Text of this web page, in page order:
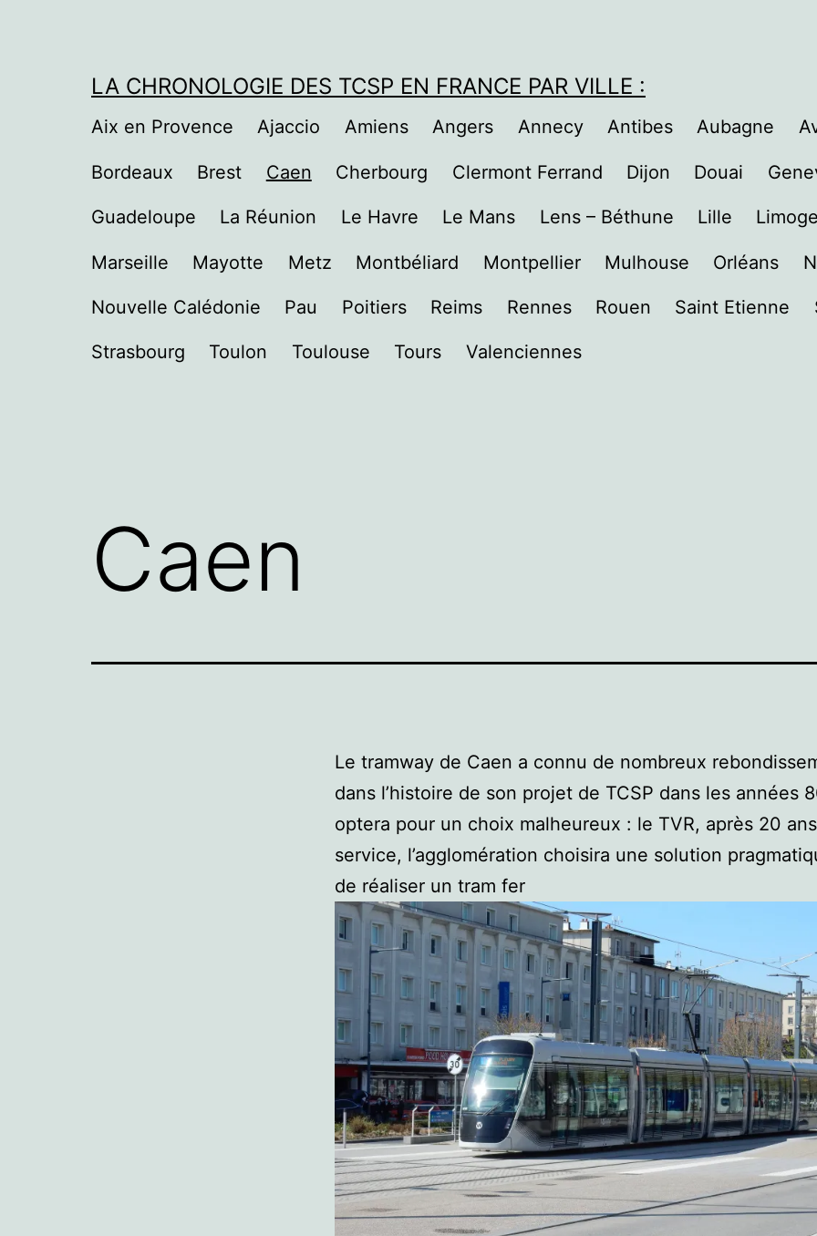
LA CHRONOLOGIE DES TCSP EN FRANCE PAR VILLE :
Aix en Provence Ajaccio Amiens Angers Annecy Antibes Aubagne
Bordeaux Brest Caen Cherbourg Clermont Ferrand Dijon Douai
Guadeloupe La Réunion Le Havre Le Mans Lens – Béthune Lille
Marseille Mayotte Metz Montbéliard Montpellier Mulhouse Orléans
Nouvelle Calédonie Pau Poitiers Reims Rennes Rouen Saint Etienne
Strasbourg Toulon Toulouse Tours Valenciennes
Caen
Le tramway de Caen a connu de nombreux
dans l’histoire de son projet de TCSP dans les années
optera pour un choix malheureux : le TVR, après 20
service, l’agglomération choisira une solution
de réaliser un tram fer